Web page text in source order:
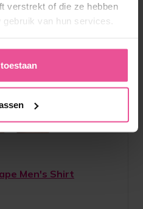
verstrekt of die ze hebben
van hun services.
Men's Shirt